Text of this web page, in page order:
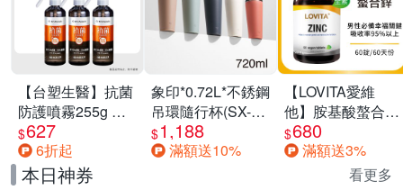
【台塑生醫】抗菌
防護噴霧255g 三
入組
$627
6折起
象印*0.72L*不銹鋼
吊環隨行杯(SX-
LA72H)
$1,188
滿額送10%
【LOVITA愛維
他】胺基酸螯合鋅
x2瓶30mg素食錠
(鋅錠)
$680
滿額送3%
本日神券 看更多